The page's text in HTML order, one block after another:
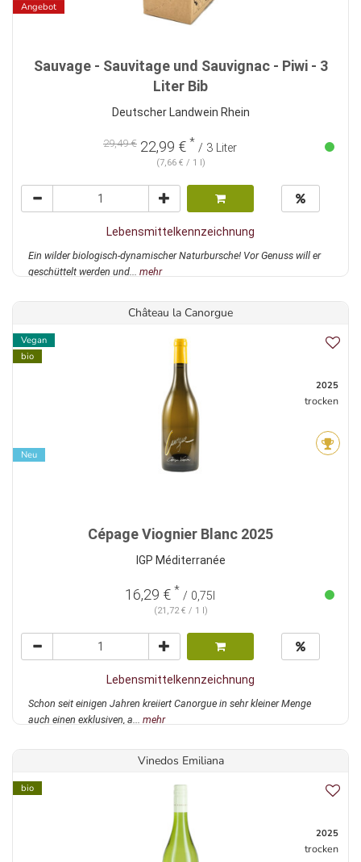
Angebot
Sauvage - Sauvitage und Sauvignac - Piwi - 3
Liter Bib
Deutscher Landwein Rhein
29,49 € 22,99 € * / 3 Liter
(7,66 € / 1 l)
Lebensmittelkennzeichnung
Ein wilder biologisch-dynamischer Naturbursche! Vor Genuss will er
geschüttelt werden und... mehr
Château la Canorgue
Vegan
bio
Neu
2025
trocken
Cépage Viognier Blanc 2025
IGP Méditerranée
16,29 € * / 0,75l
(21,72 € / 1 l)
Lebensmittelkennzeichnung
Schon seit einigen Jahren kreiiert Canorgue in sehr kleiner Menge
auch einen exklusiven, a... mehr
Vinedos Emiliana
bio
2025
trocken